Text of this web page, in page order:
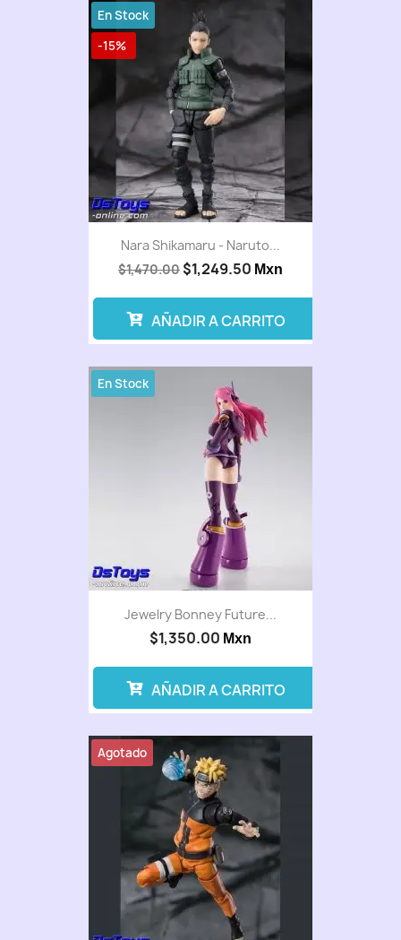
Nara Shikamaru - Naruto...
$1,470.00 $1,249.50 Mxn
-15%
En Stock
AÑADIR A CARRITO
Jewelry Bonney Future...
$1,350.00 Mxn
En Stock
AÑADIR A CARRITO
Agotado